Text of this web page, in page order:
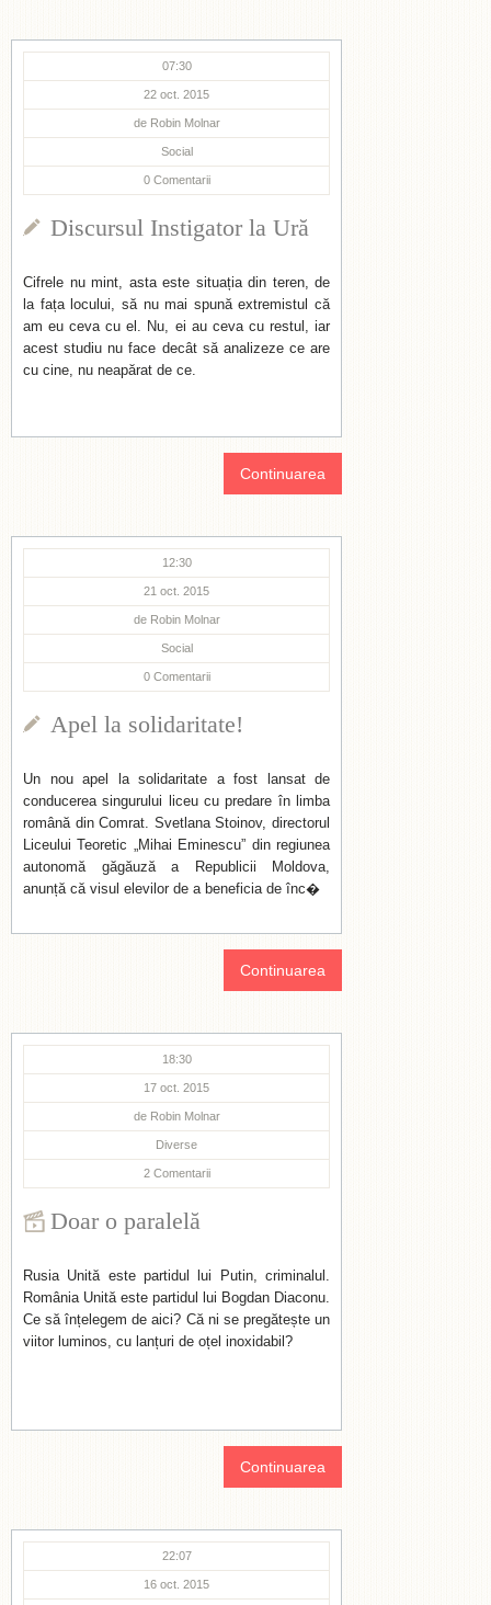
07:30
22 oct. 2015
de Robin Molnar
Social
0 Comentarii
Discursul Instigator la Ură
Cifrele nu mint, asta este situația din teren, de
la fața locului, să nu mai spună extremistul că
am eu ceva cu el. Nu, ei au ceva cu restul, iar
acest studiu nu face decât să analizeze ce are
cu cine, nu neapărat de ce.
Continuarea
12:30
21 oct. 2015
de Robin Molnar
Social
0 Comentarii
Apel la solidaritate!
Un nou apel la solidaritate a fost lansat de
conducerea singurului liceu cu predare în limba
română din Comrat. Svetlana Stoinov, directorul
Liceului Teoretic „Mihai Eminescu” din regiunea
autonomă găgăuză a Republicii Moldova,
anunță că visul elevilor de a beneficia de înc�
Continuarea
18:30
17 oct. 2015
de Robin Molnar
Diverse
2 Comentarii
Doar o paralelă
Rusia Unită este partidul lui Putin, criminalul.
România Unită este partidul lui Bogdan Diaconu.
Ce să înțelegem de aici? Că ni se pregătește un
viitor luminos, cu lanțuri de oțel inoxidabil?
Continuarea
22:07
16 oct. 2015